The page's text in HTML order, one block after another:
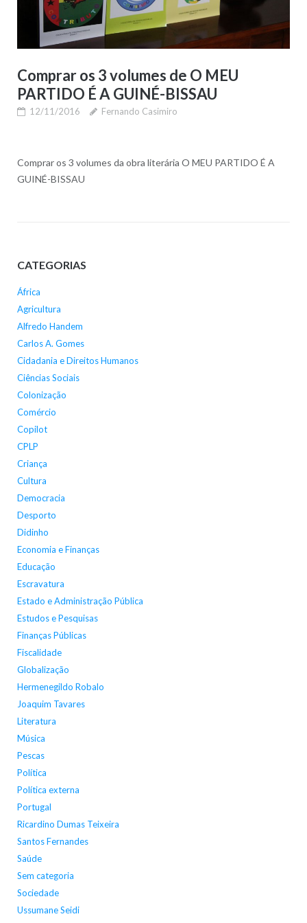
Comprar os 3 volumes de O MEU
PARTIDO É A GUINÉ-BISSAU
12/11/2016 Fernando Casimiro
Comprar os 3 volumes da obra literária O MEU PARTIDO É A
GUINÉ-BISSAU
CATEGORIAS
África
Agricultura
Alfredo Handem
Carlos A. Gomes
Cidadania e Direitos Humanos
Ciências Sociais
Colonização
Comércio
Copilot
CPLP
Criança
Cultura
Democracia
Desporto
Didinho
Economia e Finanças
Educação
Escravatura
Estado e Administração Pública
Estudos e Pesquisas
Finanças Públicas
Fiscalidade
Globalização
Hermenegildo Robalo
Joaquim Tavares
Literatura
Música
Pescas
Política
Política externa
Portugal
Ricardino Dumas Teixeira
Santos Fernandes
Saúde
Sem categoria
Sociedade
Ussumane Seidi